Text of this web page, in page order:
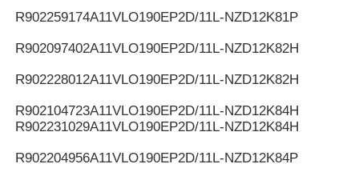
R902259174A11VLO190EP2D/11L-NZD12K81P
R902097402A11VLO190EP2D/11L-NZD12K82H
R902228012A11VLO190EP2D/11L-NZD12K82H
R902104723A11VLO190EP2D/11L-NZD12K84H
R902231029A11VLO190EP2D/11L-NZD12K84H
R902204956A11VLO190EP2D/11L-NZD12K84P